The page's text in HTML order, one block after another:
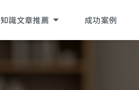
知識文章推薦 成功案例